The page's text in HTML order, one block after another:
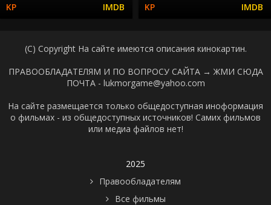
(C) Copyright На сайте имеются описания кинокартин.
ПРАВООБЛАДАТЕЛЯМ И ПО ВОПРОСУ САЙТА → ЖМИ СЮДА
ПОЧТА - lukmorgame@yahoo.com
На сайте размещается только общедоступная иноформация
о фильмах - из общедоступных источников! Самих фильмов
или медиа файлов нет!
2025
Правообладателям
Все фильмы